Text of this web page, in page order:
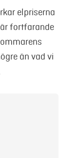
elpriserna
fortfarande
än vad vi